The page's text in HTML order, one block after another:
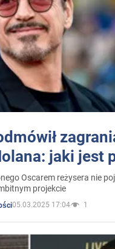
jaki jest
Oscarem reżysera nie
projekcie
05.03.2025 17:04 1